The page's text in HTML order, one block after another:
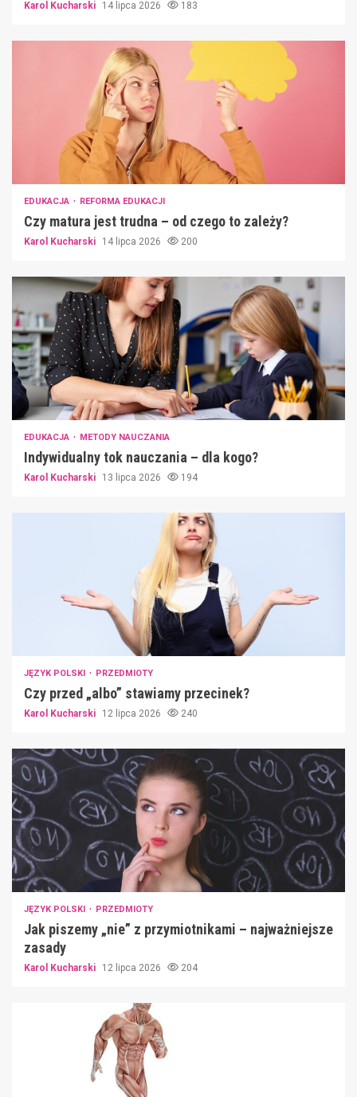
Karol Kucharski 14 lipca 2026 183
EDUKACJA REFORMA EDUKACJI
Czy matura jest trudna – od czego to zależy?
Karol Kucharski 14 lipca 2026 200
EDUKACJA METODY NAUCZANIA
Indywidualny tok nauczania – dla kogo?
Karol Kucharski 13 lipca 2026 194
JĘZYK POLSKI PRZEDMIOTY
Czy przed „albo” stawiamy przecinek?
Karol Kucharski 12 lipca 2026 240
JĘZYK POLSKI PRZEDMIOTY
Jak piszemy „nie” z przymiotnikami – najważniejsze
zasady
Karol Kucharski 12 lipca 2026 204